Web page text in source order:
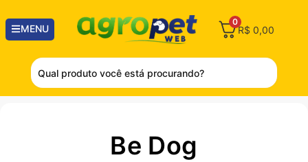
MENU
0
R$ 0,00
Be Dog